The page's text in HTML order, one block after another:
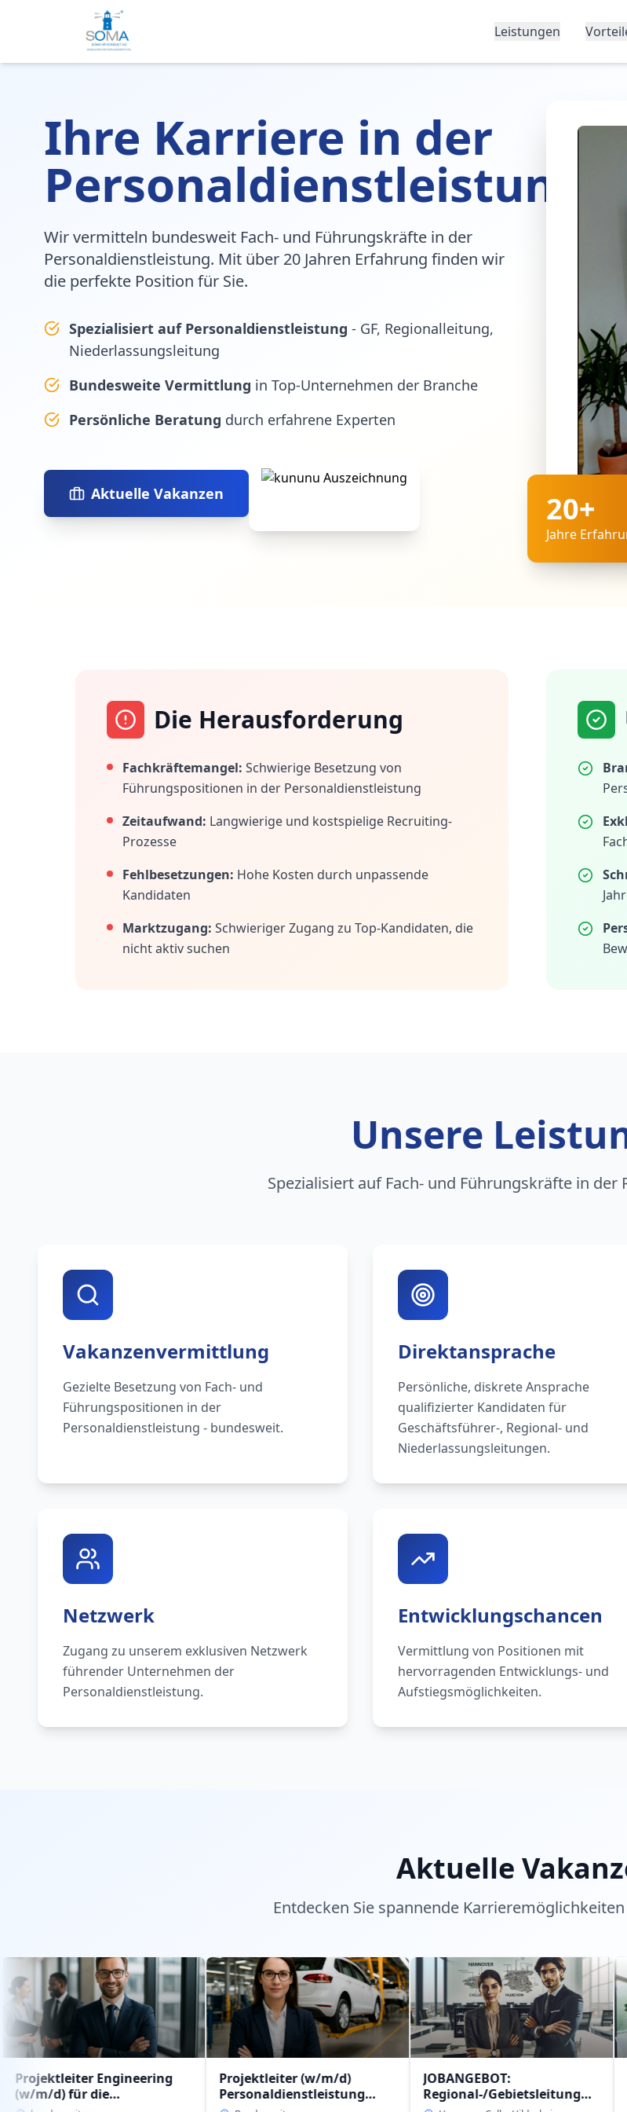
Leistungen
Ihre Karriere in der
Personaldienstleistung
Wir vermitteln bundesweit Fach- und Führungskräfte in der
Personaldienstleistung. Mit über 20 Jahren Erfahrung finden wir
die perfekte Position für Sie.
Spezialisiert auf Personaldienstleistung - GF, Regionalleitung,
Niederlassungsleitung
Bundesweite Vermittlung in Top-Unternehmen der Branche
Persönliche Beratung durch erfahrene Experten
Aktuelle Vakanzen 20+
Jahre
Die Herausforderung
Fachkräftemangel: Schwierige Besetzung von
Führungspositionen in der Personaldienstleistung
Zeitaufwand: Langwierige und kostspielige Recruiting-
Prozesse
Fehlbesetzungen: Hohe Kosten durch unpassende
Kandidaten
Marktzugang: Schwieriger Zugang zu Top-Kandidaten, die
nicht aktiv suchen
Unsere
Spezialisiert auf Fach- und Führungskräfte in der
Vakanzenvermittlung
Gezielte Besetzung von Fach- und
Führungspositionen in der
Personaldienstleistung - bundesweit.
Direktansprache
Persönliche, diskrete Ansprache
qualifizierter Kandidaten für
Geschäftsführer-, Regional- und
Niederlassungsleitungen.
Netzwerk
Zugang zu unserem exklusiven Netzwerk
führender Unternehmen der
Personaldienstleistung.
Entwicklungschancen
Vermittlung von Positionen mit
hervorragenden Entwicklungs- und
Aufstiegsmöglichkeiten.
Aktuelle
Entdecken Sie spannende
Engineering
die
Projektleiter (w/m/d)
Personaldienstleistung
JOBANGEBOT:
Regional-/Gebietsleitung